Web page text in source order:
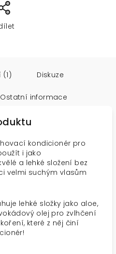
Diskuze
Ostatní informace
kondicionér pro
i jako
a lehké složení bez
velmi suchým vlasům
lehké složky jako aloe,
olej pro zvlhčení
které z něj činí